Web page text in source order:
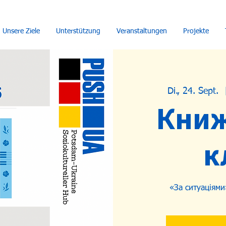
Unsere Ziele Unterstützung Veranstaltungen Projekte
Di., 24. Sept.
«За